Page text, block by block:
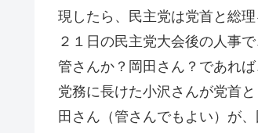
現したら、民主党は党首と総
２１日の民主党大会後の人事
管さんか？岡田さん？であれば
党務に長けた小沢さんが党首
田さん（管さんでもよい）が